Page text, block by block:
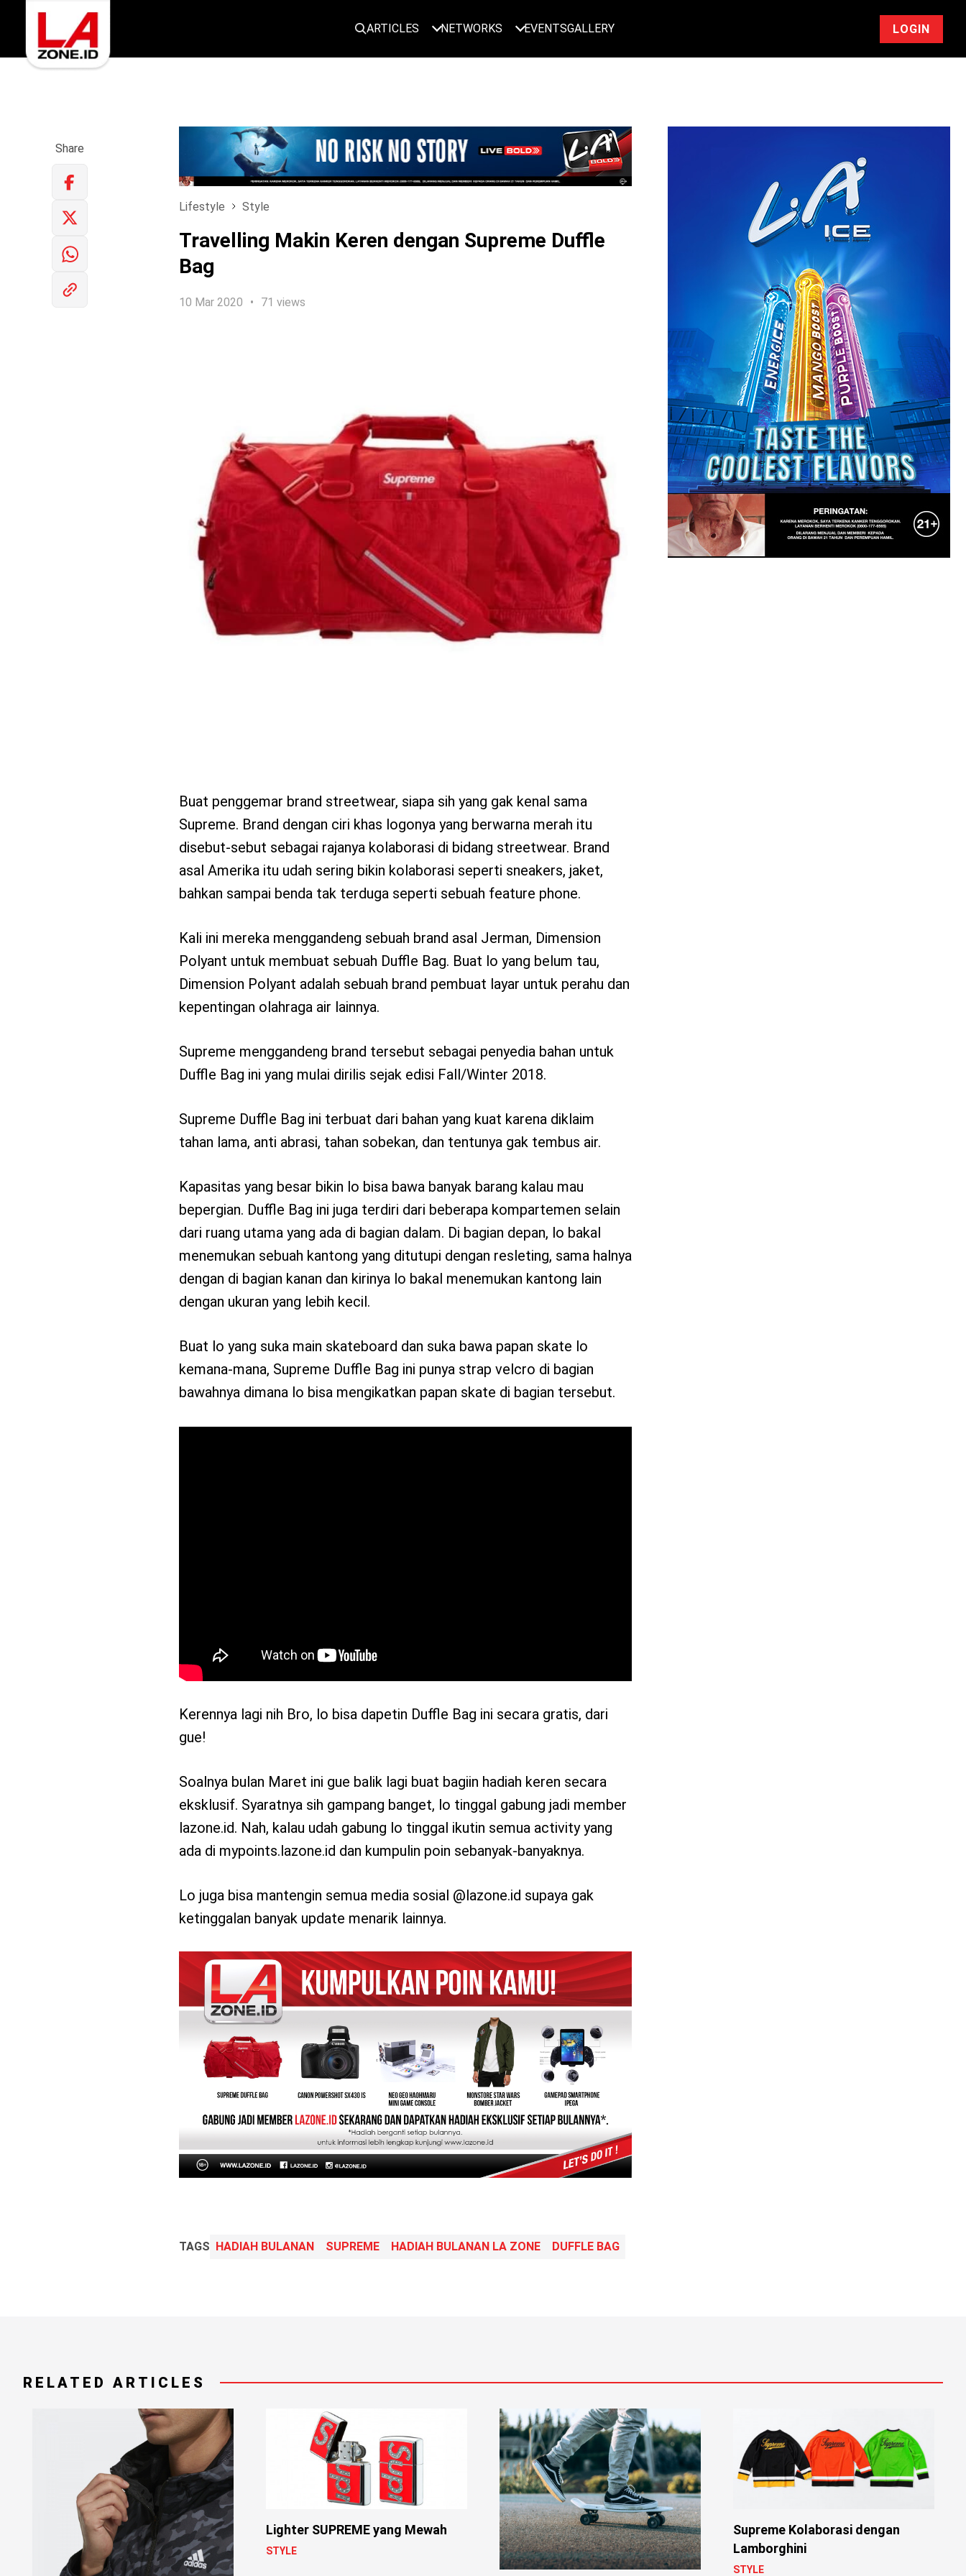
ARTICLES NETWORKS EVENTSGALLERY LOGIN
Share
Lifestyle Style
Travelling Makin Keren dengan Supreme Duffle
Bag
10 Mar 2020 71 views
Buat penggemar brand streetwear, siapa sih yang gak kenal sama
Supreme. Brand dengan ciri khas logonya yang berwarna merah itu
disebut-sebut sebagai rajanya kolaborasi di bidang streetwear. Brand
asal Amerika itu udah sering bikin kolaborasi seperti sneakers, jaket,
bahkan sampai benda tak terduga seperti sebuah feature phone.
Kali ini mereka menggandeng sebuah brand asal Jerman, Dimension
Polyant untuk membuat sebuah Duffle Bag. Buat lo yang belum tau,
Dimension Polyant adalah sebuah brand pembuat layar untuk perahu dan
kepentingan olahraga air lainnya.
Supreme menggandeng brand tersebut sebagai penyedia bahan untuk
Duffle Bag ini yang mulai dirilis sejak edisi Fall/Winter 2018.
Supreme Duffle Bag ini terbuat dari bahan yang kuat karena diklaim
tahan lama, anti abrasi, tahan sobekan, dan tentunya gak tembus air.
Kapasitas yang besar bikin lo bisa bawa banyak barang kalau mau
bepergian. Duffle Bag ini juga terdiri dari beberapa kompartemen selain
dari ruang utama yang ada di bagian dalam. Di bagian depan, lo bakal
menemukan sebuah kantong yang ditutupi dengan resleting, sama halnya
dengan di bagian kanan dan kirinya lo bakal menemukan kantong lain
dengan ukuran yang lebih kecil.
Buat lo yang suka main skateboard dan suka bawa papan skate lo
kemana-mana, Supreme Duffle Bag ini punya strap velcro di bagian
bawahnya dimana lo bisa mengikatkan papan skate di bagian tersebut.
Kerennya lagi nih Bro, lo bisa dapetin Duffle Bag ini secara gratis, dari
gue!
Soalnya bulan Maret ini gue balik lagi buat bagiin hadiah keren secara
eksklusif. Syaratnya sih gampang banget, lo tinggal gabung jadi member
lazone.id. Nah, kalau udah gabung lo tinggal ikutin semua activity yang
ada di mypoints.lazone.id dan kumpulin poin sebanyak-banyaknya.
Lo juga bisa mantengin semua media sosial @lazone.id supaya gak
ketinggalan banyak update menarik lainnya.
TAGS HADIAH BULANAN SUPREME HADIAH BULANAN LA ZONE DUFFLE BAG
RELATED ARTICLES
Lighter SUPREME yang Mewah
STYLE
Supreme Kolaborasi dengan
Lamborghini
STYLE